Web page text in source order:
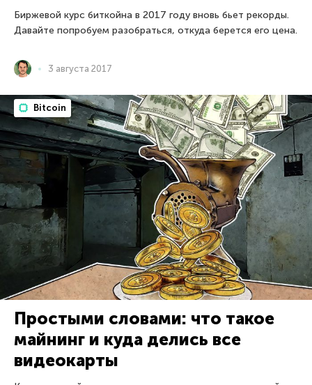
Биржевой курс биткойна в 2017 году вновь бьет рекорды.
Давайте попробуем разобраться, откуда берется его цена.
3 августа 2017
Bitcoin
Простыми словами: что такое
майнинг и куда делиcь все
видеокарты